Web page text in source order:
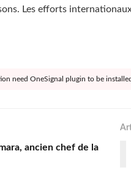
Les efforts
need OneSignal plugin to be
ancien chef de la